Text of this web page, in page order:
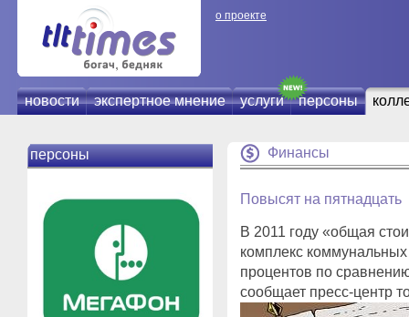
о проекте
новости экспертное мнение услуги персоны
персоны Финансы
Повысят на пятнадцать
В 2011 году «общая
комплекс коммунальных
процентов по
сообщает пресс-центр